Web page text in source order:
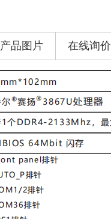
产品图片 在线询价